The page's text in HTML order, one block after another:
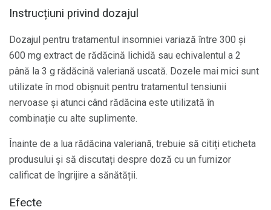
Instrucțiuni privind dozajul
Dozajul pentru tratamentul insomniei variază între 300 și
600 mg extract de rădăcină lichidă sau echivalentul a 2
până la 3 g rădăcină valeriană uscată. Dozele mai mici sunt
utilizate în mod obișnuit pentru tratamentul tensiunii
nervoase și atunci când rădăcina este utilizată în
combinație cu alte suplimente.
Înainte de a lua rădăcina valeriană, trebuie să citiți eticheta
produsului și să discutați despre doză cu un furnizor
calificat de îngrijire a sănătății.
Efecte